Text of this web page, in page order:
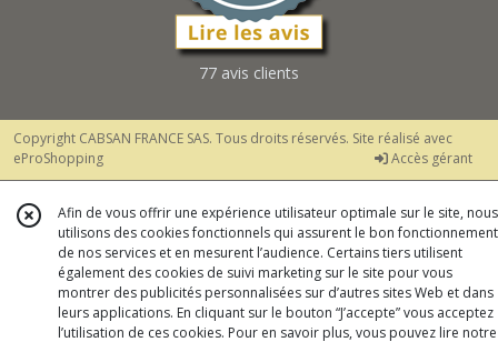
77 avis clients
Copyright CABSAN FRANCE SAS. Tous droits réservés. Site réalisé avec
eProShopping
Accès gérant
Afin de vous offrir une expérience utilisateur optimale sur le site, nous
utilisons des cookies fonctionnels qui assurent le bon fonctionnement
de nos services et en mesurent l’audience. Certains tiers utilisent
également des cookies de suivi marketing sur le site pour vous
montrer des publicités personnalisées sur d’autres sites Web et dans
leurs applications. En cliquant sur le bouton “J’accepte” vous acceptez
l’utilisation de ces cookies. Pour en savoir plus, vous pouvez lire notre